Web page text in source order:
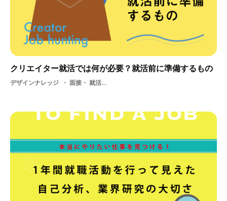
クリエイター就活では何が必要？就活前に準備するもの
デザインナレッジ 面接・ 就活・ クリエイター就活・ 学生